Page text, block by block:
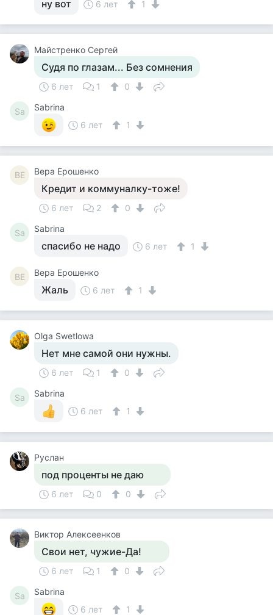
ну вот 6 лет 1
Майстренко Сергей
Судя по глазам... Без сомнения
6 лет 1 0
Sa
Sabrina
6 лет
1
ВЕ Вера Ерошенко
Кредит и коммуналку-тоже!
6 лет 2 0
Sa Sabrina
спасибо не надо 6 лет 1
ВЕ Вера Ерошенко
Жаль 6 лет 1
Olga Swetlowa
Нет мне самой они нужны.
6 лет 1 0
Sa
Sabrina
6 лет
1
Руслан
под проценты не даю
6 лет 0 0
Виктор Алексеенков
Свои нет, чужие-Да!
6 лет 1 0
Sa
Sabrina
6 лет
1